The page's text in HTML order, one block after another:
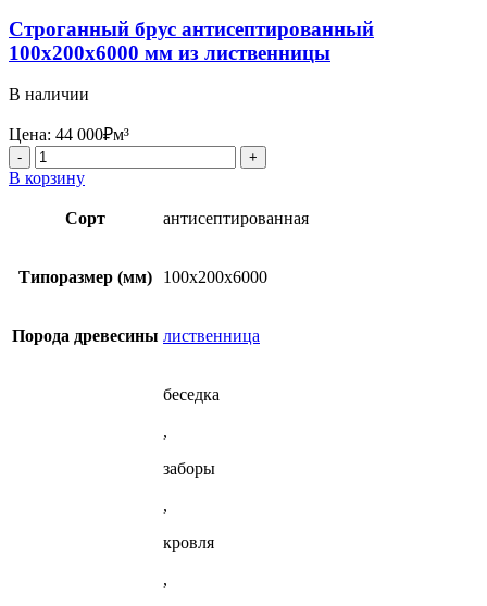
Строганный брус антисептированный
100x200x6000 мм из лиственницы
В наличии
Цена: 44 000₽м³
Количество
товара
Строганный
брус
антисептированный
мм
В корзину
Сорт антисептированная
Типоразмер (мм) 100x200x6000
Порода древесины лиственница
беседка
,
заборы
,
кровля
,